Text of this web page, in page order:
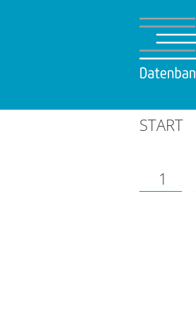
START
1